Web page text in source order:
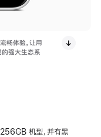
畅体验，让用
强大生态系
机型，并有黑